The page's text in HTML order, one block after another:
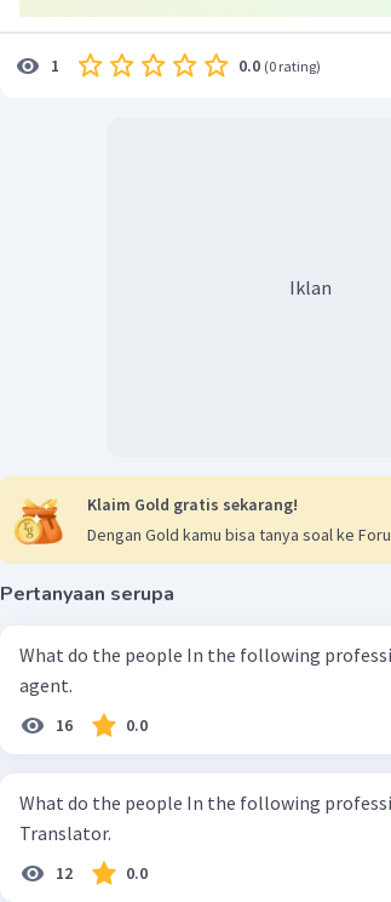
1 0.0 (0 rating)
Iklan
Klaim Gold gratis sekarang!
Dengan Gold kamu bisa tanya soal ke
Pertanyaan serupa
What do the people In the following professions
agent.
16 0.0
What do the people In the following
Translator.
12 0.0